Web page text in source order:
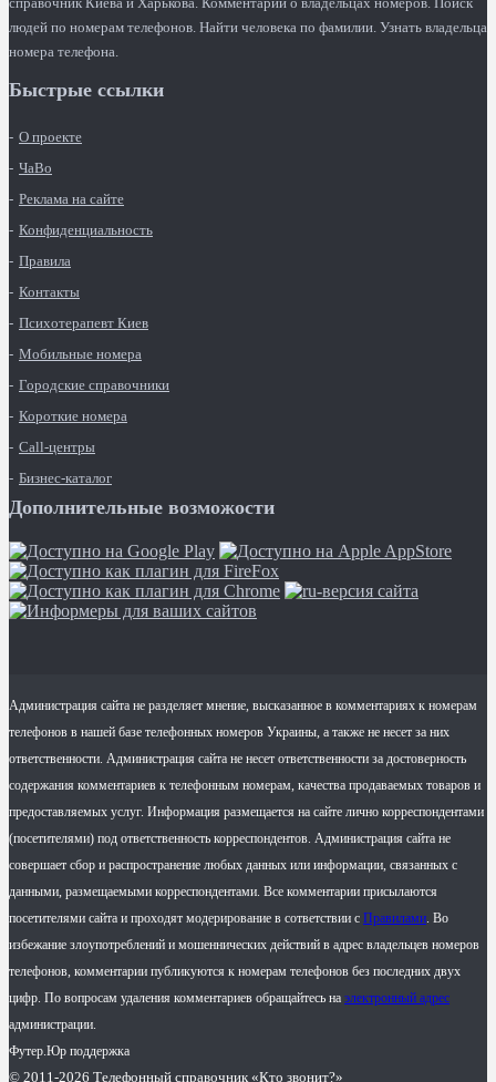
людей по номерам телефонов. Найти человека по фамилии. Узнать владельца
номера телефона.
Быстрые ссылки
О проекте
ЧаВо
Реклама на сайте
Конфиденциальность
Правила
Контакты
Психотерапевт Киев
Мобильные номера
Городские справочники
Короткие номера
Call-центры
Бизнес-каталог
Дополнительные возможости
Администрация сайта не разделяет мнение, высказанное в комментариях к номерам
телефонов в нашей базе телефонных номеров Украины, а также не несет за них
ответственности. Администрация сайта не несет ответственности за достоверность
содержания комментариев к телефонным номерам, качества продаваемых товаров и
предоставляемых услуг. Информация размещается на сайте лично корреспондентами
(посетителями) под ответственность корреспондентов. Администрация сайта не
совершает сбор и распространение любых данных или информации, связанных с
данными, размещаемыми корреспондентами. Все комментарии присылаются
посетителями сайта и проходят модерирование в сответствии с Правилами. Во
избежание злоупотреблений и мошеннических действий в адрес владельцев номеров
телефонов, комментарии публикуются к номерам телефонов без последних двух
цифр. По вопросам удаления комментариев обращайтесь на электронный адрес
администрации.
Футер.Юр поддержка
© 2011-2026 Телефонный справочник «Кто звонит?»